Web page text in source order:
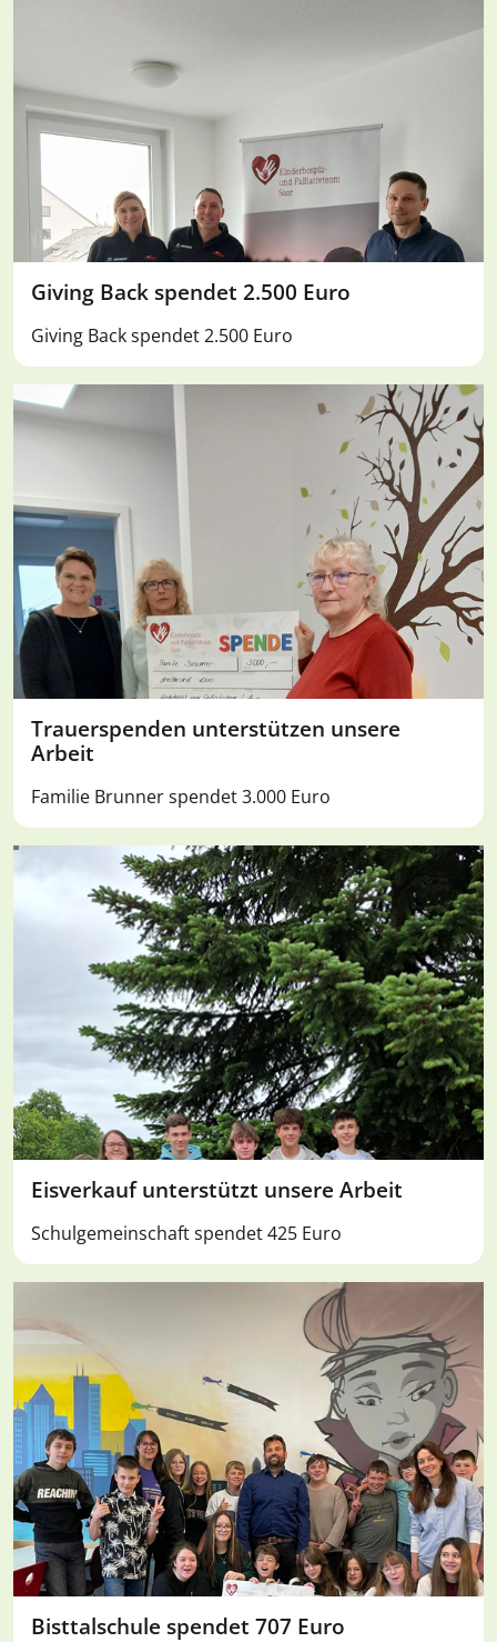
Giving Back spendet 2.500 Euro
Giving Back spendet 2.500 Euro
Trauerspenden unterstützen unsere
Arbeit
Familie Brunner spendet 3.000 Euro
Eisverkauf unterstützt unsere Arbeit
Schulgemeinschaft spendet 425 Euro
Bisttalschule spendet 707 Euro